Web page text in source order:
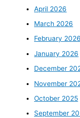
April 2026
March 2026
February 2026
January 2026
December
November
October 2025
September